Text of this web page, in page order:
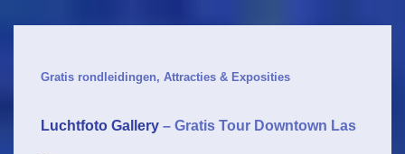
Gratis rondleidingen, Attracties & Exposities
Luchtfoto Gallery – Gratis Tour Downtown Las